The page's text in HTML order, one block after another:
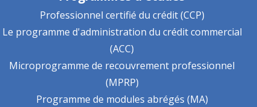
Professionnel certifié du crédit (CCP)
Le programme d'administration du crédit commercial
(ACC)
Microprogramme de recouvrement professionnel
(MPRP)
Programme de modules abrégés (MA)